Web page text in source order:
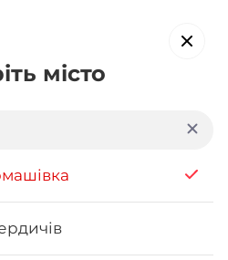
місто
р-н Дубово-
подобаються про все інше ми